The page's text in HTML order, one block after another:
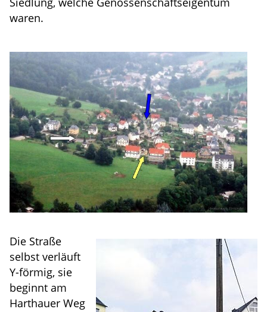
waren.
Die Straße
selbst verläuft
Y-förmig, sie
beginnt am
Harthauer Weg